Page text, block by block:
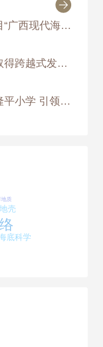
中国工程院
出版社
中国工程院院地合作重大项目“广西现代海洋产业高质量发展战略研究”启动会在南宁召开
金翔龙院士：中国水下考古取得跨越式发展 | 科技导报
金翔龙院士重回母校龙门浩隆平小学 引领师生奋发有为
底科学
地壳
地质